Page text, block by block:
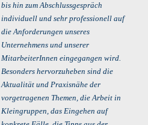
bis hin zum Abschlussgespräch
individuell und sehr professionell auf
die Anforderungen unseres
Unternehmens und unserer
MitarbeiterInnen eingegangen wird.
Besonders hervorzuheben sind die
Aktualität und Praxisnähe der
vorgetragenen Themen, die Arbeit in
Kleingruppen, das Eingehen auf